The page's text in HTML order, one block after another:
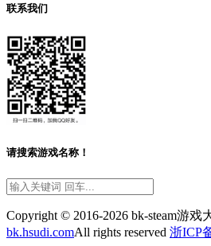
联系我们
请搜索游戏名称！
Copyright © 2016-2026 bk-steam游戏
bk.hsudi.comAll rights reserved 浙ICP